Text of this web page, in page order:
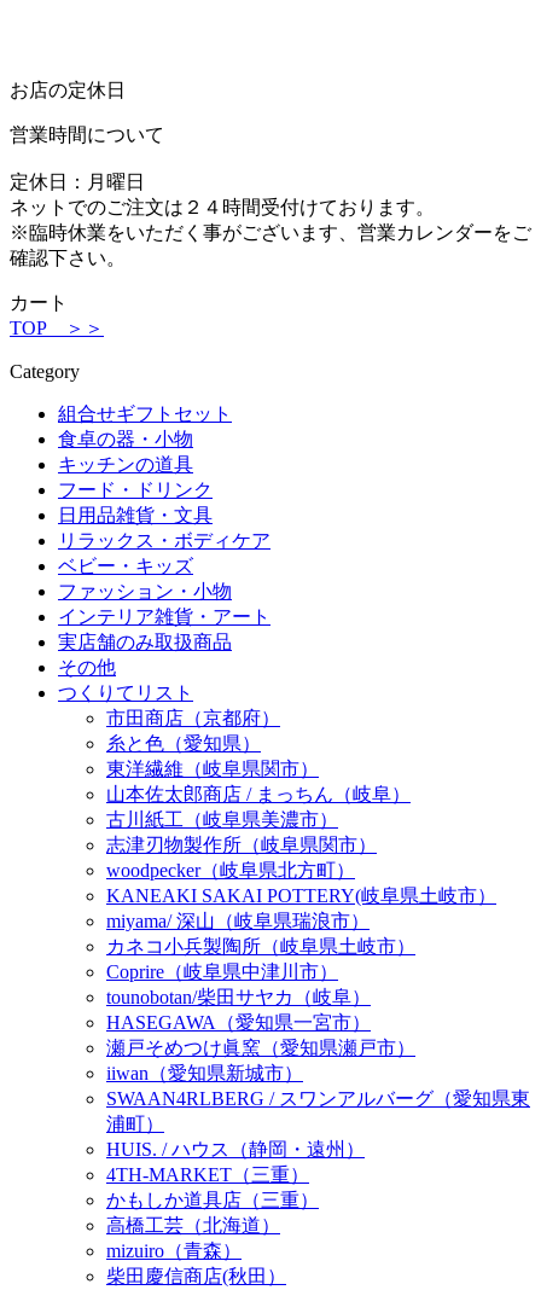
お店の定休日
営業時間について
定休日：月曜日
ネットでのご注文は２４時間受付けております。
※臨時休業をいただく事がございます、営業カレンダーをご
確認下さい。
カート
TOP ＞＞
Category
組合せギフトセット
食卓の器・小物
キッチンの道具
フード・ドリンク
日用品雑貨・文具
リラックス・ボディケア
ベビー・キッズ
ファッション・小物
インテリア雑貨・アート
実店舗のみ取扱商品
その他
つくりてリスト
市田商店（京都府）
糸と色（愛知県）
東洋繊維（岐阜県関市）
山本佐太郎商店 / まっちん（岐阜）
古川紙工（岐阜県美濃市）
志津刃物製作所（岐阜県関市）
woodpecker（岐阜県北方町）
KANEAKI SAKAI POTTERY(岐阜県土岐市）
miyama/ 深山（岐阜県瑞浪市）
カネコ小兵製陶所（岐阜県土岐市）
Coprire（岐阜県中津川市）
tounobotan/柴田サヤカ（岐阜）
HASEGAWA（愛知県一宮市）
瀬戸そめつけ眞窯（愛知県瀬戸市）
iiwan（愛知県新城市）
SWAAN4RLBERG / スワンアルバーグ（愛知県東
浦町）
HUIS. / ハウス（静岡・遠州）
4TH-MARKET（三重）
かもしか道具店（三重）
高橋工芸（北海道）
mizuiro（青森）
柴田慶信商店(秋田）